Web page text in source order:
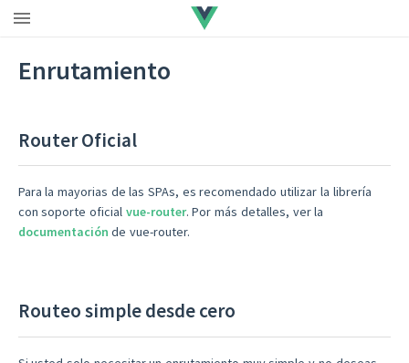
Enrutamiento
Router Oficial
Para la mayorias de las SPAs, es recomendado utilizar la librería
con soporte oficial vue-router. Por más detalles, ver la
documentación de vue-router.
Routeo simple desde cero